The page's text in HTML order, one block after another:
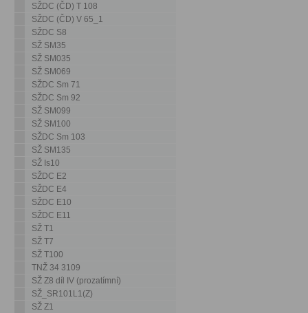
SŽDC (ČD) T 108
SŽDC (ČD) V 65_1
SŽDC S8
SŽ SM35
SŽ SM035
SŽ SM069
SŽDC Sm 71
SŽDC Sm 92
SŽ SM099
SŽ SM100
SŽDC Sm 103
SŽ SM135
SŽ Is10
SŽDC E2
SŽDC E4
SŽDC E10
SŽDC E11
SŽ T1
SŽ T7
SŽ T100
TNŽ 34 3109
SŽ Z8 díl IV (prozatímní)
SŽ_SR101L1(Z)
SŽ Z1